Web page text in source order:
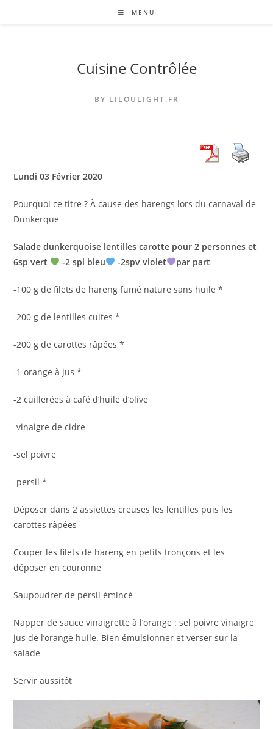
MENU
Cuisine Contrôlée
BY LILOULIGHT.FR
Lundi 03 Février 2020
Pourquoi ce titre ? À cause des harengs lors du carnaval de
Dunkerque
Salade dunkerquoise lentilles carotte pour 2 personnes et
6sp vert
-2 spl bleu -2spv violet par part
-100 g de filets de hareng fumé nature sans huile *
-200 g de lentilles cuites *
-200 g de carottes râpées *
-1 orange à jus *
-2 cuillerées à café d’huile d’olive
-vinaigre de cidre
-sel poivre
-persil *
Déposer dans 2 assiettes creuses les lentilles puis les
carottes râpées
Couper les filets de hareng en petits tronçons et les
déposer en couronne
Saupoudrer de persil émincé
Napper de sauce vinaigrette à l’orange : sel poivre vinaigre
jus de l’orange huile. Bien émulsionner et verser sur la
salade
Servir aussitôt